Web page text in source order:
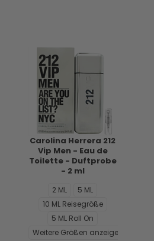
Carolina Herrera 212
Vip Men - Eau de
Toilette - Duftprobe
- 2 ml
2 ML
5 ML
10 ML Reisegröße
5 ML Roll On
Weitere Größen anzeigen...